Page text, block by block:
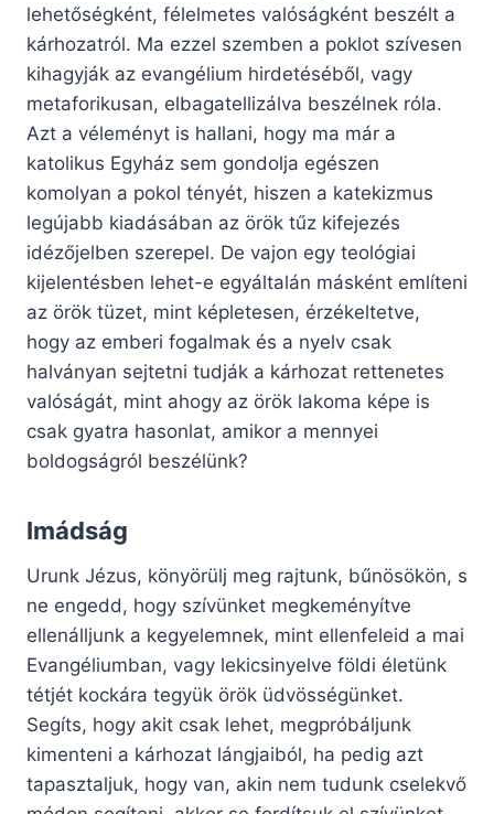
lehetőségként, félelmetes valóságként beszélt a
kárhozatról. Ma ezzel szemben a poklot szívesen
kihagyják az evangélium hirdetéséből, vagy
metaforikusan, elbagatellizálva beszélnek róla.
Azt a véleményt is hallani, hogy ma már a
katolikus Egyház sem gondolja egészen
komolyan a pokol tényét, hiszen a katekizmus
legújabb kiadásában az örök tűz kifejezés
idézőjelben szerepel. De vajon egy teológiai
kijelentésben lehet-e egyáltalán másként említeni
az örök tüzet, mint képletesen, érzékeltetve,
hogy az emberi fogalmak és a nyelv csak
halványan sejtetni tudják a kárhozat rettenetes
valóságát, mint ahogy az örök lakoma képe is
csak gyatra hasonlat, amikor a mennyei
boldogságról beszélünk?
Imádság
Urunk Jézus, könyörülj meg rajtunk, bűnösökön, s
ne engedd, hogy szívünket megkeményítve
ellenálljunk a kegyelemnek, mint ellenfeleid a mai
Evangéliumban, vagy lekicsinyelve földi életünk
tétjét kockára tegyük örök üdvösségünket.
Segíts, hogy akit csak lehet, megpróbáljunk
kimenteni a kárhozat lángjaiból, ha pedig azt
tapasztaljuk, hogy van, akin nem tudunk cselekvő